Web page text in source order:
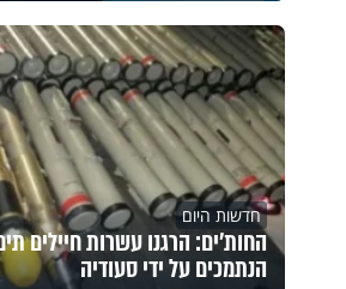
חדשות היום
החות'ים: הרגנו עשרות חיילים
הנתמכים על ידי סעודיה